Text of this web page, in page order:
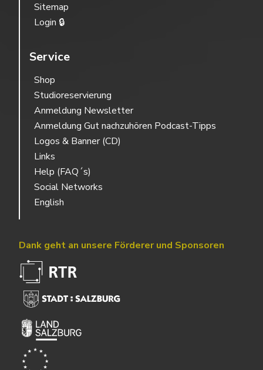
Sitemap
Login 🔒
Service
Shop
Studioreservierung
Anmeldung Newsletter
Anmeldung Gut nachzuhören Podcast-Tipps
Logos & Banner (CD)
Links
Help (FAQ´s)
Social Networks
English
Dank geht an unsere Förderer und Sponsoren